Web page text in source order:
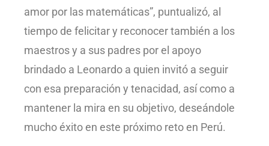
amor por las matemáticas”, puntualizó, al
tiempo de felicitar y reconocer también a los
maestros y a sus padres por el apoyo
brindado a Leonardo a quien invitó a seguir
con esa preparación y tenacidad, así como a
mantener la mira en su objetivo, deseándole
mucho éxito en este próximo reto en Perú.